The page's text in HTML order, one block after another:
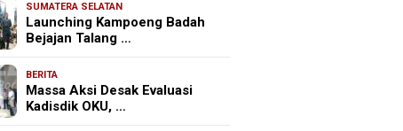
SUMATERA SELATAN
Launching Kampoeng Badah
Bejajan Talang …
BERITA
Massa Aksi Desak Evaluasi
Kadisdik OKU, …